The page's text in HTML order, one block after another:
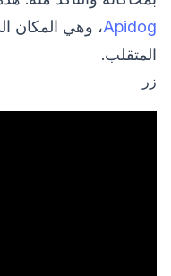
Apidog، وهي المكان
المتقلب.
زر